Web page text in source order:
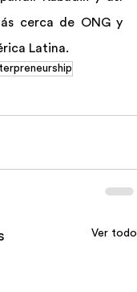
cerca de ONG y
Latina.
Ver todo